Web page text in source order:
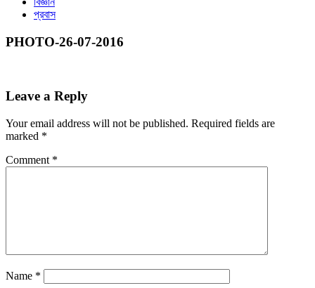
প্রবাস
PHOTO-26-07-2016
Leave a Reply
Your email address will not be published. Required fields are
marked *
Comment *
Name *